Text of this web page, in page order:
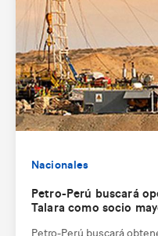
Nacionales
Petro-Perú buscará
Talara como socio
Petro-Perú buscará